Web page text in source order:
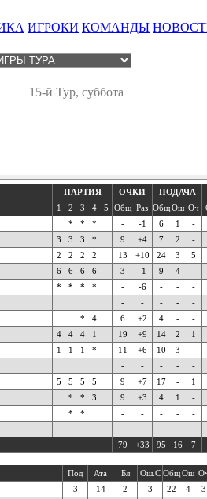
ИГРОКИ КОМАНДЫ
15-й Тур, суббота
ПАРТИЯ ОЧКИ ПОДАЧА
1
2 3 4 5 Общ Раз ОбщОш Оч
* * * - -1 6 1 -
3 3 3 * 9 +4 7 2 -
2 2 2 2 13 +10 24 3 5
6 6 6 6 3 -1 9 4 -
* * * * - -6 - - -
- - - - -
* 4 6 +2 4 - -
4 4 4 1 19 +9 14 2 1
1 1 1 * 11 +6 10 3 -
- - - - -
5 5 5 5 9 +7 17 - 1
* * 3 9 +3 4 1 -
* * - - - - -
- - - - -
79 +33 95 16 7
Под Ата Бл Ош.С ОбщОш
3 14 2 3 22 4 3